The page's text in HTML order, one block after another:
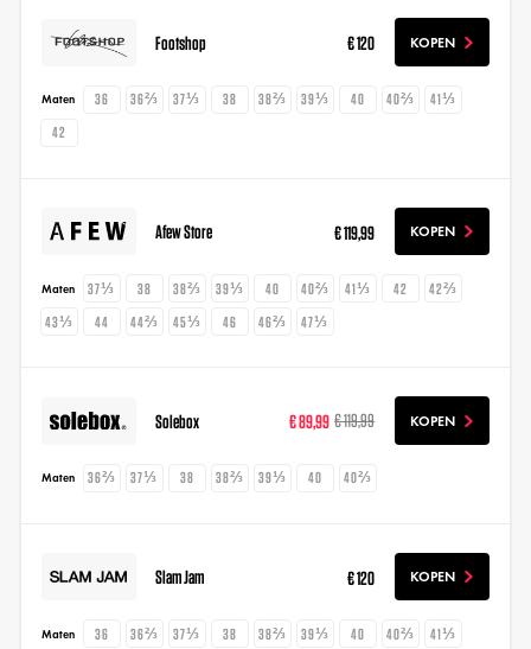
Footshop € 120 KOPEN
Maten 36 36⅔ 37⅓ 38 38⅔ 39⅓ 40 40⅔
41⅓
42
Afew Store € 119,99 KOPEN
Maten 37⅓ 38 38⅔ 39⅓ 40 40⅔ 41⅓ 42
42⅔
43⅓
44 44⅔ 45⅓ 46 46⅔ 47⅓
Solebox € 89,99 € 119,99 KOPEN
Maten 36⅔ 37⅓ 38 38⅔ 39⅓ 40 40⅔
Slam Jam € 120 KOPEN
Maten 36 36⅔ 37⅓ 38 38⅔ 39⅓ 40 40⅔
41⅓